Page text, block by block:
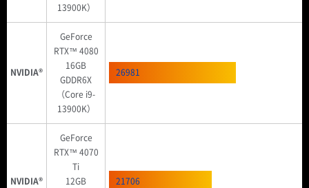
13900K）
NVIDIA®
GeForce
RTX™ 4080
16GB
GDDR6X
（Core i9-
13900K）
26981
NVIDIA®
GeForce
RTX™ 4070
Ti
12GB
21706